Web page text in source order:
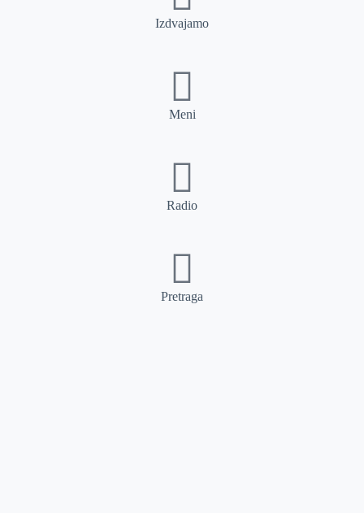
Izdvajamo
Meni
Radio
Pretraga